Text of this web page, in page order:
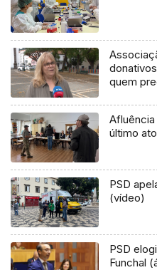
quem
último
PSD
(vídeo)
PSD
Funchal